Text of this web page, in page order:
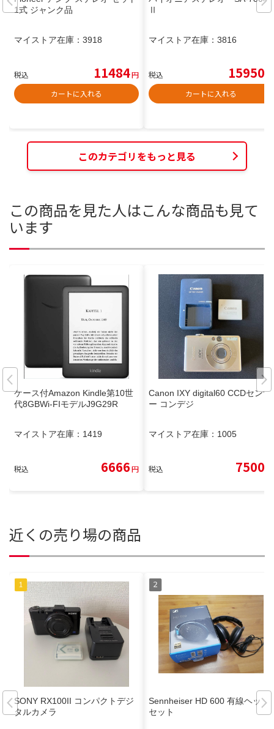
1式 ジャンク品
マイストア在庫： 3918
税込 11484円
カートに入れる
Ⅱ
マイストア在庫： 3816
税込 15950
カートに入れる
このカテゴリをもっと見る
この商品を見た人はこんな商品も見て
います
ケース付Amazon Kindle第10世
代8GBWi-FIモデルJ9G29R
マイストア在庫： 1419
税込 6666円
Canon IXY digital60 CCDセンサ
ー コンデジ
マイストア在庫： 1005
税込 7500
近くの売り場の商品
SONY RX100II コンパクトデジ
タルカメラ
Sennheiser HD 600 有線ヘッド
セット